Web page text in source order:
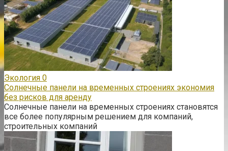
Экология 0
Солнечные панели на временных строениях экономия
без рисков для аренду
Солнечные панели на временных строениях становятся
все более популярным решением для компаний,
строительных компаний